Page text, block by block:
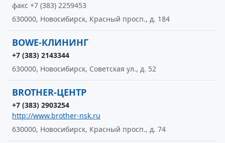
факс +7 (383) 2259453
630000, Новосибирск, Красный просп., д. 184
BOWE-КЛИНИНГ
+7 (383) 2143344
630000, Новосибирск, Советская ул., д. 52
BROTHER-ЦЕНТР
+7 (383) 2903254
http://www.brother-nsk.ru
630000, Новосибирск, Красный просп., д. 74